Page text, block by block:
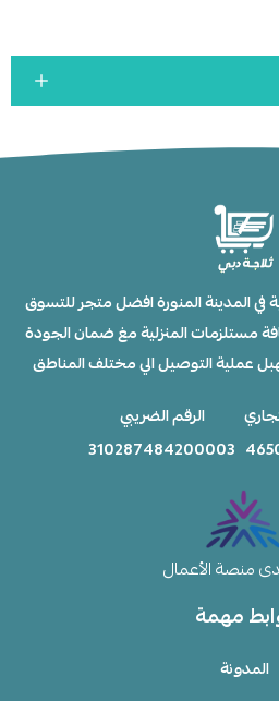
مهمة
المدونة
في المدينة المنورة افضل متجر للتسوق
مستلزمات المنزلية مغ ضمان الجودة
عملية التوصيل الي مختلف المناطق
الرقم الضريبي
310287484200003
منصة الأعمال